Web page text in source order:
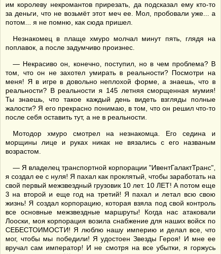
им королеву некромантов прирезать, да подсказал ему кто-то
за деньги, что не возьмёт этот меч ее. Мол, пробовали уже... а
потом... я не помню, как сюда пришел.
Незнакомец в плаще хмуро молчал минут пять, глядя на
поплавок, а после задумчиво произнес.
— Некрасиво он, конечно, поступил, но в чем проблема? В
том, что он не захотел умирать в реальности? Посмотри на
меня! Я в игре в довольно неплохой форме, а знаешь, что в
реальности? В реальности я 145 летняя сморщенная мумия!
Ты знаешь, что такое каждый день видеть взгляды полные
жалости? Я его прекрасно понимаю, в том, что он решил что-то
после себя оставить тут, а не в реальности.
Мотодор хмуро смотрел на незнакомца. Его седина и
морщины лице и руках никак не вязались с его названым
возрастом.
— Я владелец транспортной корпорации "ИвентГалактТранс",
я создал ее с нуля! Я пахал как проклятый, чтобы заработать на
свой первый межзвездный грузовик 10 лет. 10 ЛЕТ! А потом еще
3 на второй и еще год на третий! Я пахал и летал всю свою
жизнь! Я создал корпорацию, которая взяла под свой контроль
все основные межзвездные маршруты! Когда нас атаковали
Лооски, моя корпорация возила снабжение для наших войск по
СЕБЕСТОИМОСТИ! Я люблю нашу империю и делал все, что
мог, чтобы мы победили! Я удостоен Звезды Героя! И мне ее
вручал сам император! И не смотря на все убытки, я горжусь